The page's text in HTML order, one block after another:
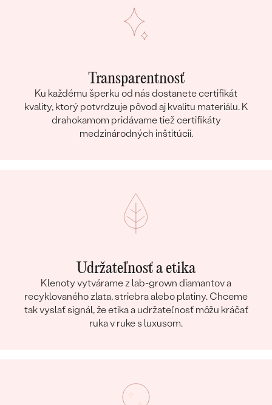
Transparentnosť
Ku každému šperku od nás dostanete certifikát
kvality, ktorý potvrdzuje pôvod aj kvalitu materiálu. K
drahokamom pridávame tiež certifikáty
medzinárodných inštitúcií.
Udržateľnosť a etika
Klenoty vytvárame z lab-grown diamantov a
recyklovaného zlata, striebra alebo platiny. Chceme
tak vyslať signál, že etika a udržateľnosť môžu kráčať
ruka v ruke s luxusom.